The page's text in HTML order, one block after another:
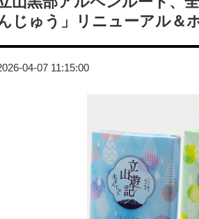
じゅう」リニューアル＆
04-07 11:15:00